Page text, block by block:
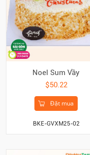
Noel Sum Vầy
$50.22
Đặt mua
BKE-GVXM25-02